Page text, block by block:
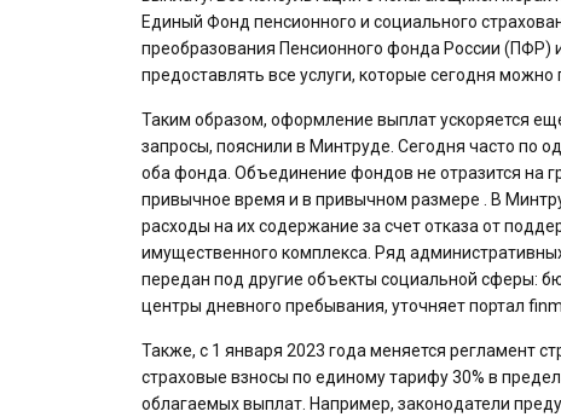
Единый Фонд пенсионного и социального
преобразования Пенсионного фонда России (ПФР)
предоставлять все услуги, которые сегодня можно
Таким образом, оформление выплат ускоряется
запросы, пояснили в Минтруде. Сегодня часто по
оба фонда. Объединение фондов не отразится на
привычное время и в привычном размере . В
расходы на их содержание за счет отказа от
имущественного комплекса. Ряд
передан под другие объекты социальной сферы:
центры дневного пребывания, уточняет портал
Также, с 1 января 2023 года меняется регламент
страховые взносы по единому тарифу 30% в
облагаемых выплат. Например, законодатели